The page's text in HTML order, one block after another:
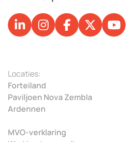
Locaties:
Forteiland
Paviljoen Nova Zembla
Ardennen
MVO-verklaring